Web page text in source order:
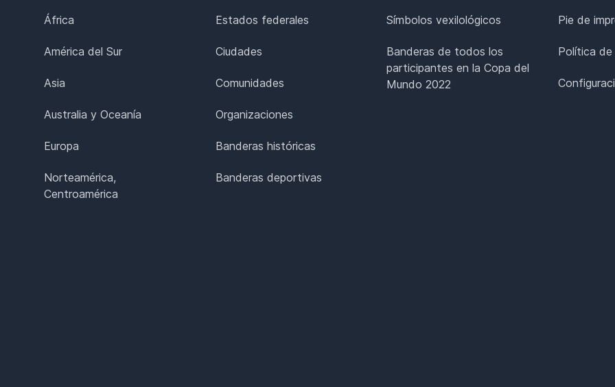
África
América del Sur
Asia
Australia y Oceanía
Europa
Norteamérica,
Centroamérica
Estados federales
Ciudades
Comunidades
Organizaciones
Banderas históricas
Banderas deportivas
Símbolos vexilológicos
Banderas de todos los
participantes en la Copa del
Mundo 2022
Pie de
Política de